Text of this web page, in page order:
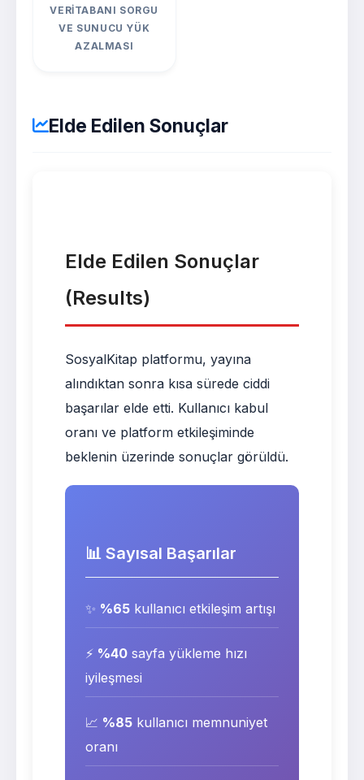
VERITABANI SORGU
VE SUNUCU YÜK
AZALMASI
Elde Edilen Sonuçlar
Elde Edilen Sonuçlar
(Results)
SosyalKitap platformu, yayına
alındıktan sonra kısa sürede ciddi
başarılar elde etti. Kullanıcı kabul
oranı ve platform etkileşiminde
beklenin üzerinde sonuçlar görüldü.
📊 Sayısal Başarılar
✨ %65 kullanıcı etkileşim artışı
⚡ %40 sayfa yükleme hızı
iyileşmesi
📈 %85 kullanıcı memnuniyet
oranı